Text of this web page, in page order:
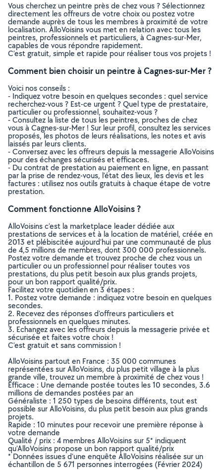
Vous cherchez un peintre près de chez vous ? Sélectionnez
directement les offreurs de votre choix ou postez votre
demande auprès de tous les membres à proximité de votre
localisation. AlloVoisins vous met en relation avec tous les
peintres, professionnels et particuliers, à Cagnes-sur-Mer,
capables de vous répondre rapidement.
C’est gratuit, simple et rapide pour réaliser tous vos projets !
Comment bien choisir un peintre à Cagnes-sur-Mer ?
Voici nos conseils :
- Indiquez votre besoin en quelques secondes : quel service
recherchez-vous ? Est-ce urgent ? Quel type de prestataire,
particulier ou professionnel, souhaitez-vous ?
- Consultez la liste de tous les peintres, proches de chez
vous à Cagnes-sur-Mer ! Sur leur profil, consultez les services
proposés, les photos de leurs réalisations, les notes et avis
laissés par leurs clients.
- Conversez avec les offreurs depuis la messagerie AlloVoisins
pour des échanges sécurisés et efficaces.
- Du contrat de prestation au paiement en ligne, en passant
par la prise de rendez-vous, l’état des lieux, les devis et les
factures : utilisez nos outils gratuits à chaque étape de votre
prestation.
Comment fonctionne AlloVoisins ?
AlloVoisins c’est la marketplace leader dédiée aux
prestations de services et à la location de matériel, créée en
2013 et plébiscitée aujourd’hui par une communauté de plus
de 4,5 millions de membres, dont 300 000 professionnels.
Postez votre demande et trouvez proche de chez vous un
particulier ou un professionnel pour réaliser toutes vos
prestations, du plus petit besoin aux plus grands projets,
pour un bon rapport qualité/prix.
Facilitez votre quotidien en 3 étapes :
1. Postez votre demande : indiquez votre besoin en quelques
secondes.
2. Recevez des réponses d’offreurs particuliers et
professionnels en quelques minutes.
3. Echangez avec les offreurs depuis la messagerie privée et
sécurisée et faites votre choix !
C’est gratuit et sans commission !
AlloVoisins partout en France : 35 000 communes
représentées sur AlloVoisins, du plus petit village à la plus
grande ville, trouvez un membre à proximité de chez vous !
Efficace : Une demande postée toutes les 10 secondes, 3.6
millions de demandes postées par an
Généraliste : 1 250 types de besoins différents, tout est
possible sur AlloVoisins, du plus petit besoin aux plus grands
projets.
Rapide : 10 minutes pour recevoir une première réponse à
votre demande
Qualité / prix : 4 membres AlloVoisins sur 5* indiquent
qu’AlloVoisins propose un bon rapport qualité/prix
* Données issues d’une enquête AlloVoisins réalisée sur un
échantillon de 5 671 personnes interrogées (Février 2024)